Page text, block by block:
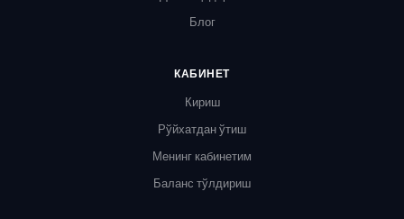
Блог
КАБИНЕТ
Кириш
Рўйхатдан ўтиш
Менинг кабинетим
Баланс тўлдириш